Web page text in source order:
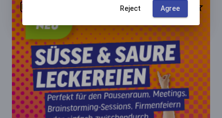
attach_file star_outlined
Reject Agree